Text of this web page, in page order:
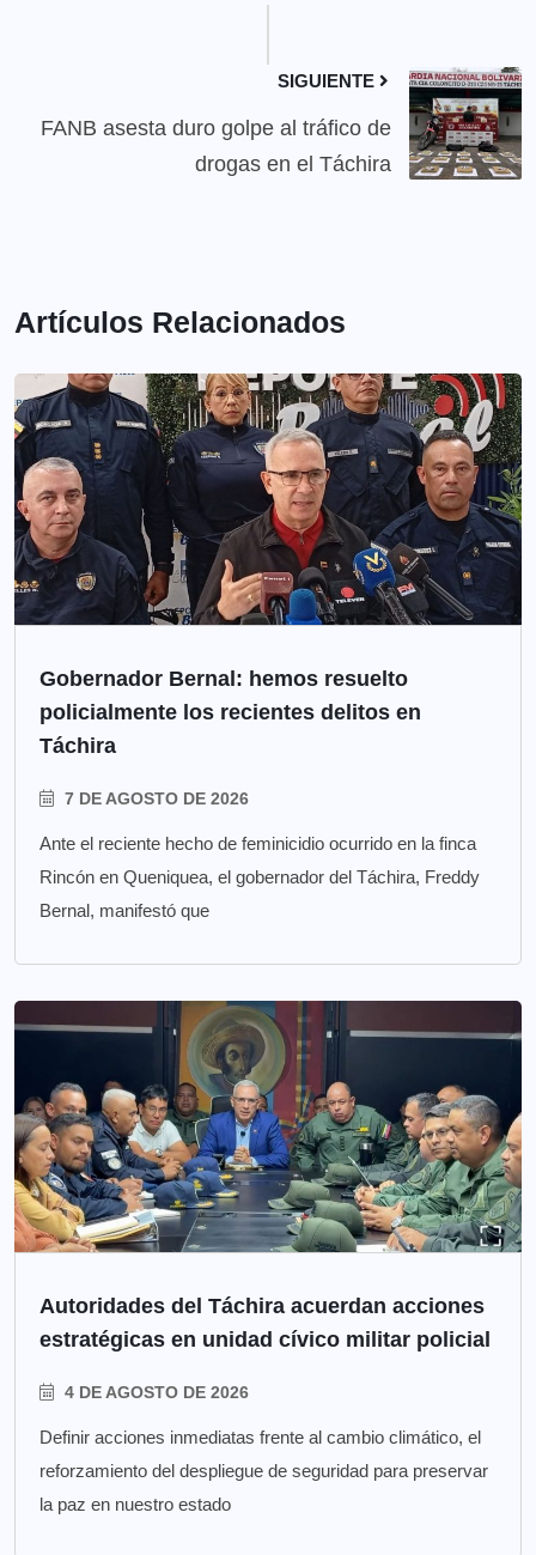
SIGUIENTE
FANB asesta duro golpe al tráfico de
drogas en el Táchira
Artículos Relacionados
Gobernador Bernal: hemos resuelto
policialmente los recientes delitos en
Táchira
7 DE AGOSTO DE 2026
Ante el reciente hecho de feminicidio ocurrido en la finca
Rincón en Queniquea, el gobernador del Táchira, Freddy
Bernal, manifestó que
Autoridades del Táchira acuerdan acciones
estratégicas en unidad cívico militar policial
4 DE AGOSTO DE 2026
Definir acciones inmediatas frente al cambio climático, el
reforzamiento del despliegue de seguridad para preservar
la paz en nuestro estado